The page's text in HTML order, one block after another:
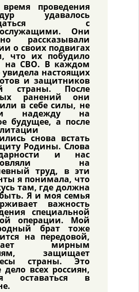
проведения
удавалось
с
Они
рассказывали
о своих подвигах
что их побудило
на СВО. В каждом
настоящих
и защитников
страны. После
ранений они
в себе силы, не
надежду на
будущее, а после
снова встать
Родины. Слова
и нас
на
труд, в эти
я понимала, что
там, где должна
Я и моя семья
важность
специальной
операции. Мой
брат тоже
на передовой,
мирным
защищает
страны. Это
всех россиян,
оставаться в